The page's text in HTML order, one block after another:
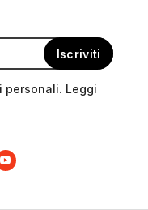
personali. Leggi